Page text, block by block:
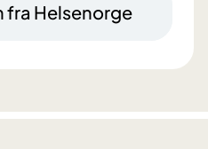
fra Helsenorge